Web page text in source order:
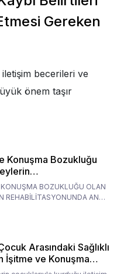
Gereken
becerileri ve
önem taşır
Konuşma Bozukluğu
Ana
Tutumları
BOZUKLUĞU OLAN
REHABİLİTASYONUNDA ANA
Arasındaki Sağlıklı
İşitme ve Konuşma
Rolü